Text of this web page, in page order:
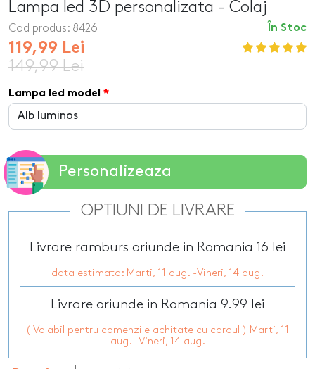
Lampa led 3D personalizata - Colaj
În Stoc
Cod produs: 8426
119,99 Lei
149,99 Lei
Lampa led model
Personalizeaza
OPTIUNI DE LIVRARE
Livrare ramburs oriunde in Romania 16 lei
data estimata: Marti, 11 aug. -Vineri, 14 aug.
Livrare oriunde in Romania 9.99 lei
( Valabil pentru comenzile achitate cu cardul ) Marti, 11
aug. -Vineri, 14 aug.